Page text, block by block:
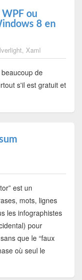
ou
8 en
, Xaml
de
s'il est gratuit et
est un
mots, lignes
les infographistes
pour
que le “faux
où seul le